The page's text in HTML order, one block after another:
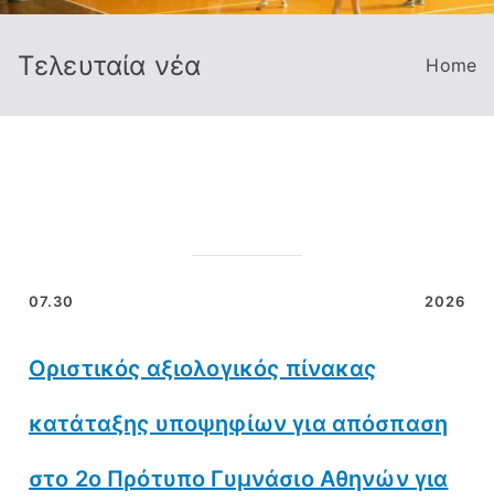
Τελευταία νέα Home
07.30 2026
Οριστικός αξιολογικός πίνακας
κατάταξης υποψηφίων για απόσπαση
στο 2ο Πρότυπο Γυμνάσιο Αθηνών για